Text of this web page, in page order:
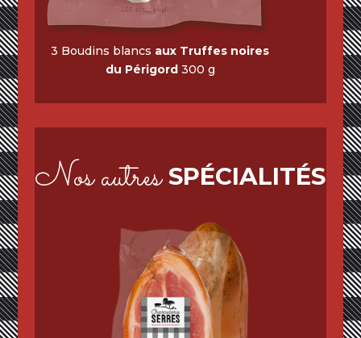
3 Boudins blancs aux Truffes noires
du Périgord 300 g
Nos autresSPÉCIALITÉS